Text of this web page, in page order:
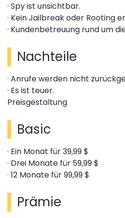
· Spy ist unsichtbar.
· Kein Jailbreak oder Rooting
· Kundenbetreuung rund um
Nachteile
· Anrufe werden nicht
· Es ist teuer.
Preisgestaltung
Basic
· Ein Monat für 39,99 $
· Drei Monate für 59,99 $
· 12 Monate für 99,99 $
Prämie